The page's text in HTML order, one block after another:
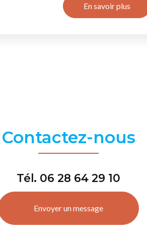
En savoir plus
Contactez-nous
Tél. 06 28 64 29 10
Envoyer un message